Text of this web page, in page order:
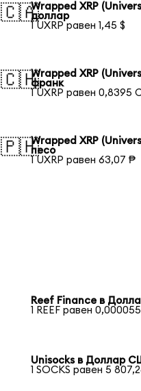
🇨🇦Wrapped XRP
доллар
1 UXRP равен 1,45 $
🇨🇭Wrapped XRP
франк
1 UXRP равен 0,8395
🇵🇭Wrapped XRP
песо
1 UXRP равен 63,07 ₱
Reef Finance в
1 REEF равен
Unisocks в Доллар
1 SOCKS равен 5